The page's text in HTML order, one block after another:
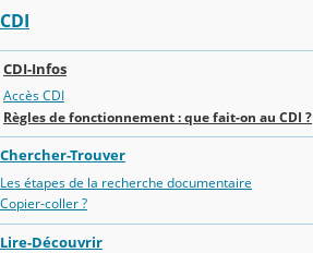
CDI
CDI-Infos
Accès CDI
Règles de fonctionnement : que fait-on au CDI ?
Chercher-Trouver
Les étapes de la recherche documentaire
Copier-coller ?
Lire-Découvrir